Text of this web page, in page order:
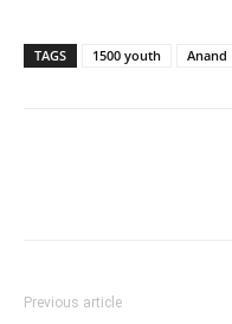
TAGS 1500 youth Anand
Previous article